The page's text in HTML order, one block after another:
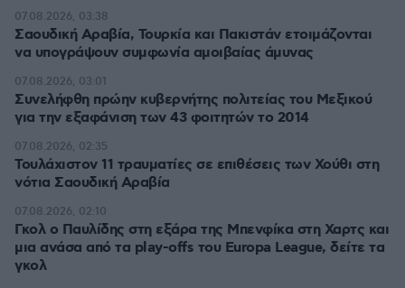
Σαουδική Αραβία, Τουρκία και Πακιστάν ετοιμάζονται
να υπογράψουν συμφωνία αμοιβαίας άμυνας
07.08.2026, 03:38
Συνελήφθη πρώην κυβερνήτης πολιτείας του Μεξικού
για την εξαφάνιση των 43 φοιτητών το 2014
07.08.2026, 03:01
Τουλάχιστον 11 τραυματίες σε επιθέσεις των Χούθι στη
νότια Σαουδική Αραβία
07.08.2026, 02:35
Γκολ ο Παυλίδης στη εξάρα της Μπενφίκα στη Χαρτς και
μια ανάσα από τα play-offs του Europa League, δείτε τα
γκολ
07.08.2026, 02:10